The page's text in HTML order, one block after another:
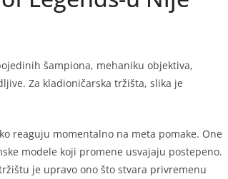
šampiona, mehaniku objektiva,
Za kladioničarska tržišta, slika je
reaguju momentalno na meta pomake. One
modele koji promene usvajaju postepeno.
je upravo ono što stvara privremenu